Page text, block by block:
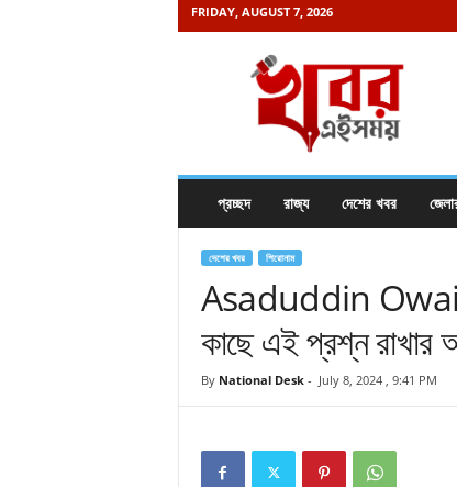
FRIDAY, AUGUST 7, 2026
প্রচ্ছদ রাজ্য দেশের খবর
দেশের খবর শিরোনাম
Asaduddin Owaisi:
কাছে এই প্রশ্ন রাখার
By National Desk- July 8, 2024 , 9:41 PM